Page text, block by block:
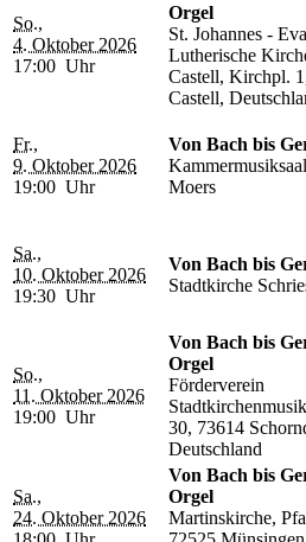
So.,
4. Oktober 2026
17:00 Uhr
Orgel
St. Johannes -
Lutherische
Castell, Kirchpl.
Castell,
Fr.,
9. Oktober 2026
19:00 Uhr
Von Bach bis
Moers
Sa.,
10. Oktober 2026
19:30 Uhr
Von Bach bis
Stadtkirche
So.,
11. Oktober 2026
19:00 Uhr
Von Bach bis
Orgel
Förderverein
30, 73614
Deutschland
Sa.,
24. Oktober 2026
Von Bach bis
Orgel
Martinskirche,